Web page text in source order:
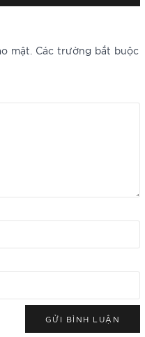
mật. Các trường bắt buộc
GỬI BÌNH LUẬN